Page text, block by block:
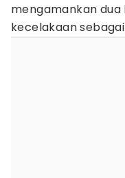
mengamankan
kecelakaan